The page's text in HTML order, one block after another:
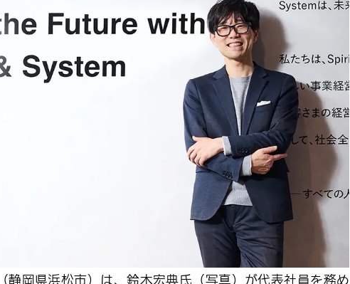
静岡県浜松市）は、鈴木宏典氏（写真）が代表社員を務め